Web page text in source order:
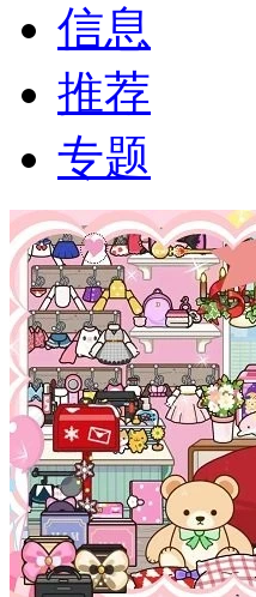
信息
推荐
专题